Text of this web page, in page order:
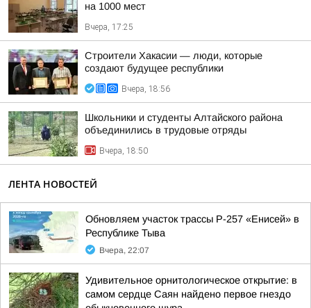
на 1000 мест
Вчера, 17:25
Строители Хакасии — люди, которые
создают будущее республики
Вчера, 18:56
Школьники и студенты Алтайского района
объединились в трудовые отряды
Вчера, 18:50
ЛЕНТА НОВОСТЕЙ
Обновляем участок трассы Р-257 «Енисей» в
Республике Тыва
Вчера, 22:07
Удивительное орнитологическое открытие: в
самом сердце Саян найдено первое гнездо